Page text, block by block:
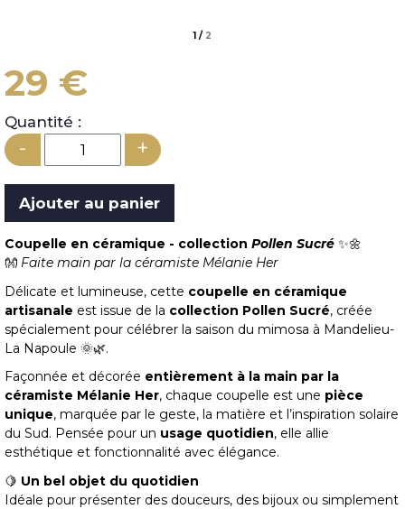
1 / 2
29 €
Quantité :
- +
Coupelle en céramique - collection Pollen Sucré ✨🌼
👐 Faite main par la céramiste Mélanie Her
Délicate et lumineuse, cette coupelle en céramique
artisanale est issue de la collection Pollen Sucré, créée
spécialement pour célébrer la saison du mimosa à Mandelieu-
La Napoule 🌞🌿.
Façonnée et décorée entièrement à la main par la
céramiste Mélanie Her, chaque coupelle est une pièce
unique, marquée par le geste, la matière et l’inspiration solaire
du Sud. Pensée pour un usage quotidien, elle allie
esthétique et fonctionnalité avec élégance.
🍋 Un bel objet du quotidien
Idéale pour présenter des douceurs, des bijoux ou simplement